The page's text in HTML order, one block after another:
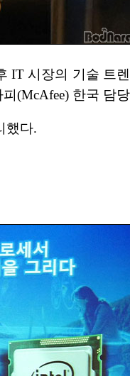
IT 시장의 기술 트
(McAfee) 한국 담
했다.